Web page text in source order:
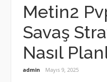
Metin2
Savaş
Nasıl
admin Mayıs 9, 2025